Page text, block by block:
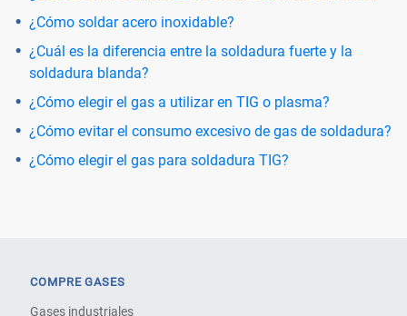
¿Cómo soldar acero inoxidable?
¿Cuál es la diferencia entre la soldadura fuerte y la
soldadura blanda?
¿Cómo elegir el gas a utilizar en TIG o plasma?
¿Cómo evitar el consumo excesivo de gas de soldadura?
¿Cómo elegir el gas para soldadura TIG?
COMPRE GASES
Gases industriales